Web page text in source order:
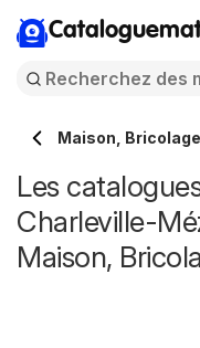
Maison,
Les
Charleville-
Maison,